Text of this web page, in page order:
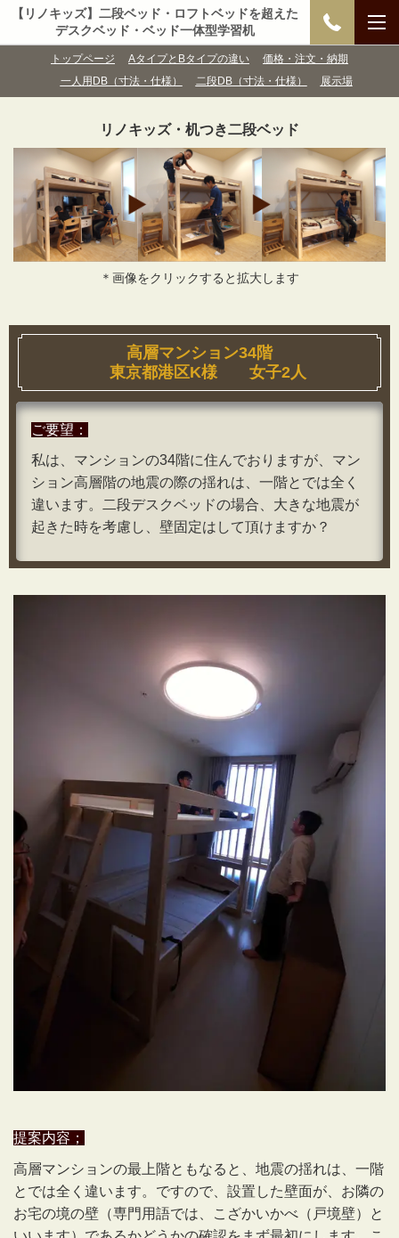
【リノキッズ】二段ベッド・ロフトベッドを超えた
デスクベッド・ベッド一体型学習机
トップページ AタイプとBタイプの違い
価格・注文・納期
一人用DB（寸法・仕様）
二段DB（寸法・仕様） 展示場
リノキッズ・机つき二段ベッド
＊画像をクリックすると拡大します
高層マンション34階
東京都港区K様 女子2人
ご要望：
私は、マンションの34階に住んでおりますが、マン
ション高層階の地震の際の揺れは、一階とでは全く
違います。二段デスクベッドの場合、大きな地震が
起きた時を考慮し、壁固定はして頂けますか？
提案内容；
高層マンションの最上階ともなると、地震の揺れは、一階
とでは全く違います。ですので、設置した壁面が、お隣の
お宅の境の壁（専門用語では、こざかいかべ（戸境壁）と